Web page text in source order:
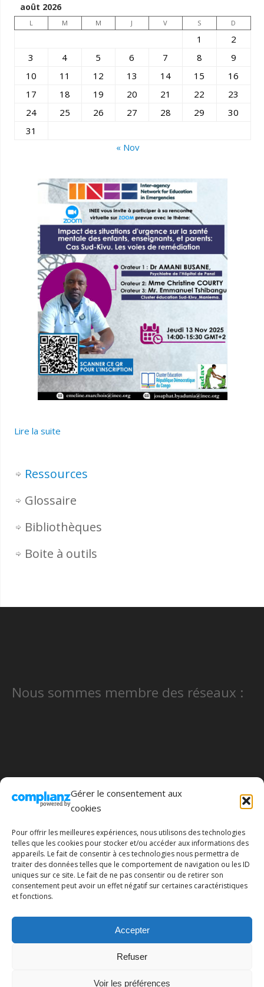
Gérer le consentement aux
cookies
Pour offrir les meilleures expériences, nous utilisons des technologies
telles que les cookies pour stocker et/ou accéder aux informations des
appareils. Le fait de consentir à ces technologies nous permettra de
traiter des données telles que le comportement de navigation ou les ID
uniques sur ce site. Le fait de ne pas consentir ou de retirer son
consentement peut avoir un effet négatif sur certaines caractéristiques
et fonctions.
Accepter
Refuser
Voir les préférences
août 2026
L M M J V S D
1
2
3
4 5 6 7 8
9
10
11 12 13 14 15
16
17
18 19 20 21 22
23
24
25 26 27 28 29
30
31
« Nov
Lire la suite
Ressources
Glossaire
Bibliothèques
Boite à outils
Nous sommes membre des réseaux :
Membre du COPIL de la Fondation ANNA
LINDH France
Politique de cookies (UE)
diam, tempus a finibus et, euismod nec arcu. Praesent ultrices massa at